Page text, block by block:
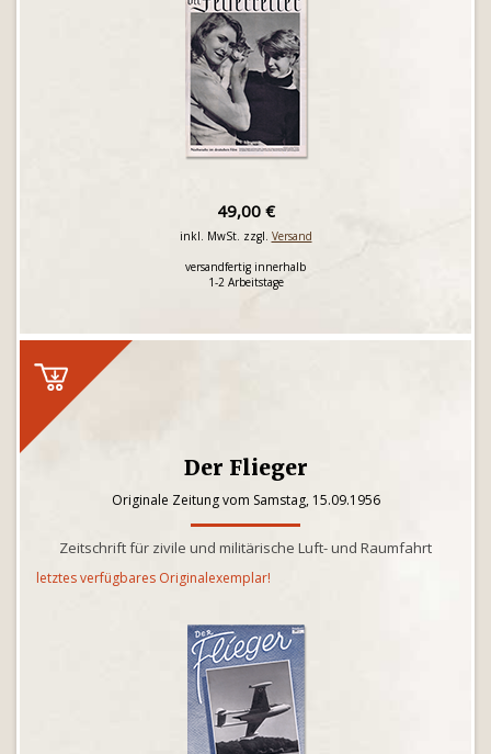
49,00 €
inkl. MwSt. zzgl. Versand
versandfertig innerhalb
1-2 Arbeitstage
Der Flieger
Originale Zeitung vom Samstag, 15.09.1956
Zeitschrift für zivile und militärische Luft- und Raumfahrt
letztes verfügbares Originalexemplar!